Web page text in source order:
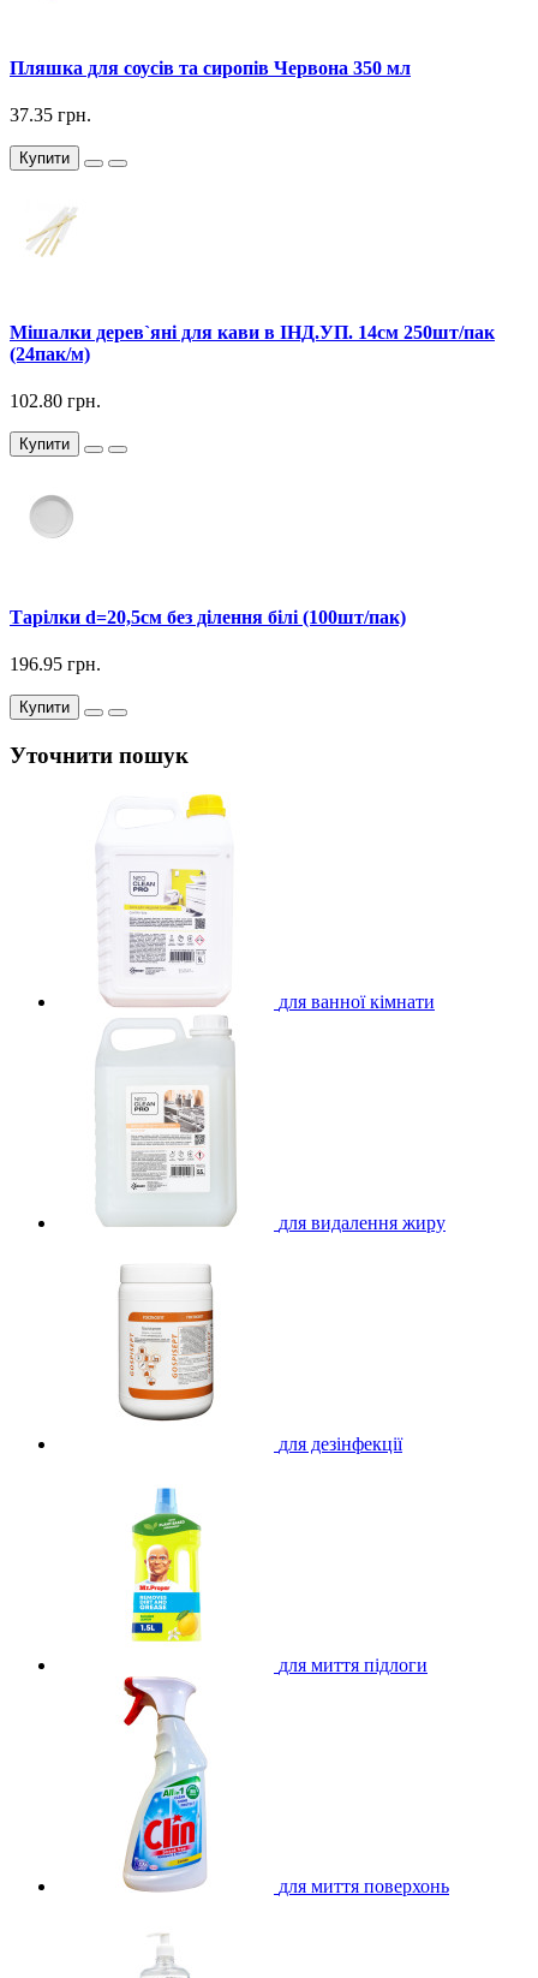
Пляшка для соусів та сиропів Червона 350 мл
37.35 грн.
Купити
Мішалки дерев`яні для кави в ІНД.УП. 14см 250шт/пак
(24пак/м)
102.80 грн.
Купити
Тарілки d=20,5см без ділення білі (100шт/пак)
196.95 грн.
Купити
Уточнити пошук
для ванної кімнати
для видалення жиру
для дезінфекції
для миття підлоги
для миття поверхонь